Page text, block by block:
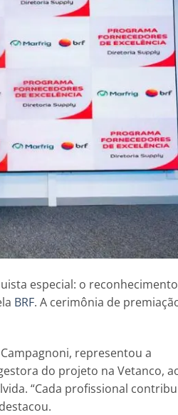
especial: o reconhecimento
BRF. A cerimônia de
representou a
do projeto na Vetanco,
“Cada profissional